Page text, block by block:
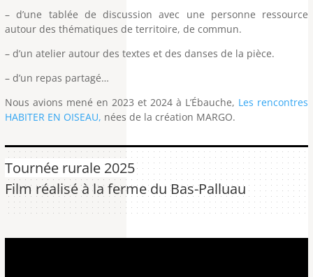
– d’une tablée de discussion avec une personne ressource
autour des thématiques de territoire, de commun.
– d’un atelier autour des textes et des danses de la pièce.
– d’un repas partagé…
Nous avions mené en 2023 et 2024 à L’Ébauche, Les rencontres
HABITER EN OISEAU, nées de la création MARGO.
Tournée rurale 2025
Film réalisé à la ferme du Bas-Palluau